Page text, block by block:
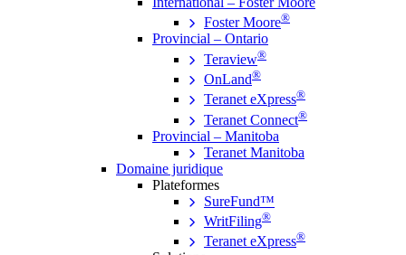
Foster Moore®
Provincial – Ontario
Teraview®
OnLand®
Teranet eXpress®
Teranet Connect®
Provincial – Manitoba
Teranet Manitoba
Domaine juridique
Plateformes
SureFund™
WritFiling®
Teranet eXpress®